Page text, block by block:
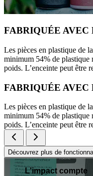
FABRIQUÉE
Les pièces en plastique de
minimum 54% de plastique
poids. L’enceinte peut être
FABRIQUÉE
Les pièces en plastique de
minimum 54% de plastique
poids. L’enceinte peut être
Découvrez plus de
L'impact compte